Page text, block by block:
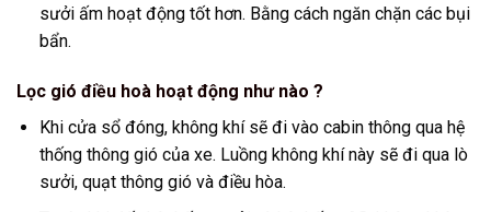
sưởi ấm hoạt động tốt hơn. Bằng cách ngăn chặn các bụi
bẩn.
Lọc gió điều hoà hoạt động như nào ?
Khi cửa sổ đóng, không khí sẽ đi vào cabin thông qua hệ
thống thông gió của xe. Luồng không khí này sẽ đi qua lò
sưởi, quạt thông gió và điều hòa.